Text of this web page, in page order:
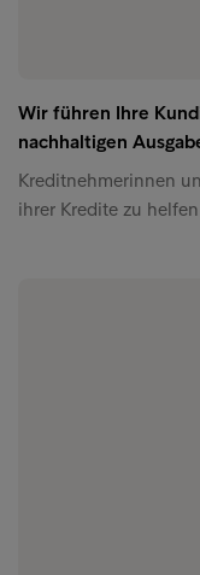
Wir führen Ihre
nachhaltigen
Kreditnehmerinnen
ihrer Kredite zu